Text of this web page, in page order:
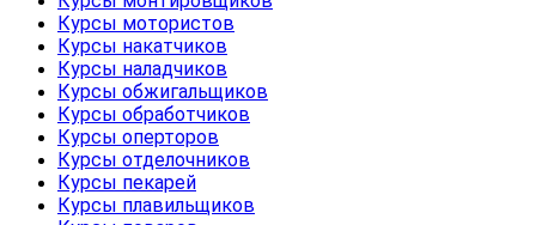
Курсы мотористов
Курсы накатчиков
Курсы наладчиков
Курсы обжигальщиков
Курсы обработчиков
Курсы оперторов
Курсы отделочников
Курсы пекарей
Курсы плавильщиков